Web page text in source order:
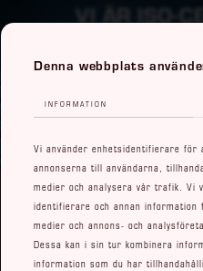
VI ÄR ISO-
Vi levererar allt från
system för forskning och
46 (0) 101550310
Denna webbplats
INFORMATION
Vi använder enhetsidentifierare för
annonserna till användarna,
medier och analysera vår trafik. Vi
identifierare och annan
medier och annons- och
Dessa kan i sin tur kombinera
information som du har